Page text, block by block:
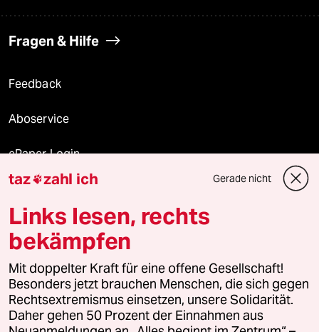
Fragen & Hilfe
Feedback
Aboservice
ePaper Login
Downloads für Abonnierende
© 2026 taz Verlags und Vertriebs GmbH
Alle Rechte vorbehalten. Bei rechtlichen Fragen oder für Genehmigungen
wenden Sie sich bitte an
lizenzen@taz.de
Feedback Redaktionsstatut Kommune-Richtlinien
taz zahl ich Gerade nicht
Links lesen, rechts
bekämpfen
Mit doppelter Kraft für eine offene Gesellschaft!
Besonders jetzt brauchen Menschen, die sich gegen
Rechtsextremismus einsetzen, unsere Solidarität.
Daher gehen 50 Prozent der Einnahmen aus